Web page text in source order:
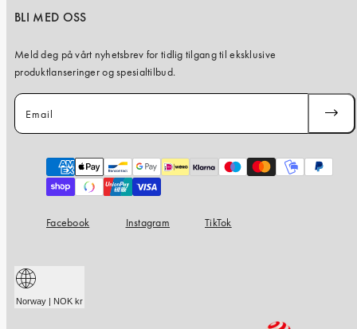
BLI MED OSS
Meld deg på vårt nyhetsbrev for tidlig tilgang til eksklusive
produktlanseringer og spesialtilbud.
Email
Payment
methods
Facebook Instagram TikTok
Norway | NOK kr